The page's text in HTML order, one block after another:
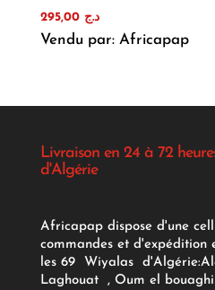
د.ج 295,00
Vendu par: Africapap
Livraison en 24 à 72
d'Algérie
Africapap dispose d'une
commandes et d'expédition
les 69 Wiyalas d'Algérie:
Laghouat , Oum el